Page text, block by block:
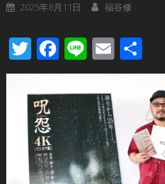
2025年8月11日 福谷修
TwitterFacebook
LineEmail
有